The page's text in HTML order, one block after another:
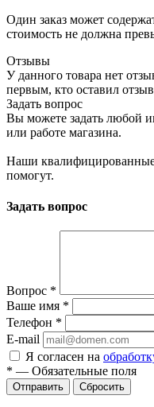
Один заказ может
стоимость не должна
Отзывы
У данного товара нет
первым, кто оставил
Задать вопрос
Вы можете задать любой
или работе магазина.
Наши квалифицированные
помогут.
Задать вопрос
Вопрос *
Ваше имя *
Телефон *
E-mail
Я согласен на
* — Обязательные поля
Отправить Сбросить